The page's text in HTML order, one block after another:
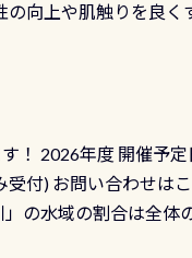
向上や肌触りを良
避けましょう！実
際に行うのですが、
訳ですから、ボタ
だした事がない方
！ 2026年度 開催予
付) お問い合わせは
の水域の割合は全体